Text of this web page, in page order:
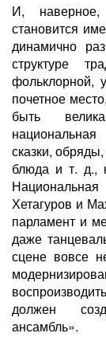
И,
становится
динамично
структуре
фольклорной,
почетное
быть
сказки,
блюда и т. д.,
Хетагуров и
парламент и
даже
сцене вовсе
должен
ансамбль».